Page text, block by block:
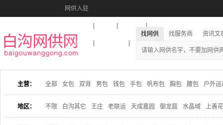
网供入驻
收藏本站
找网供 找服务商 资讯文
主营： 全部 女包 双背 男包 钱包 手包 帆布包 胸包 腰包 户外运
地区： 不限 白沟其它 王庄 老联运 天成嘉园 御龙庭 水晶域 上善